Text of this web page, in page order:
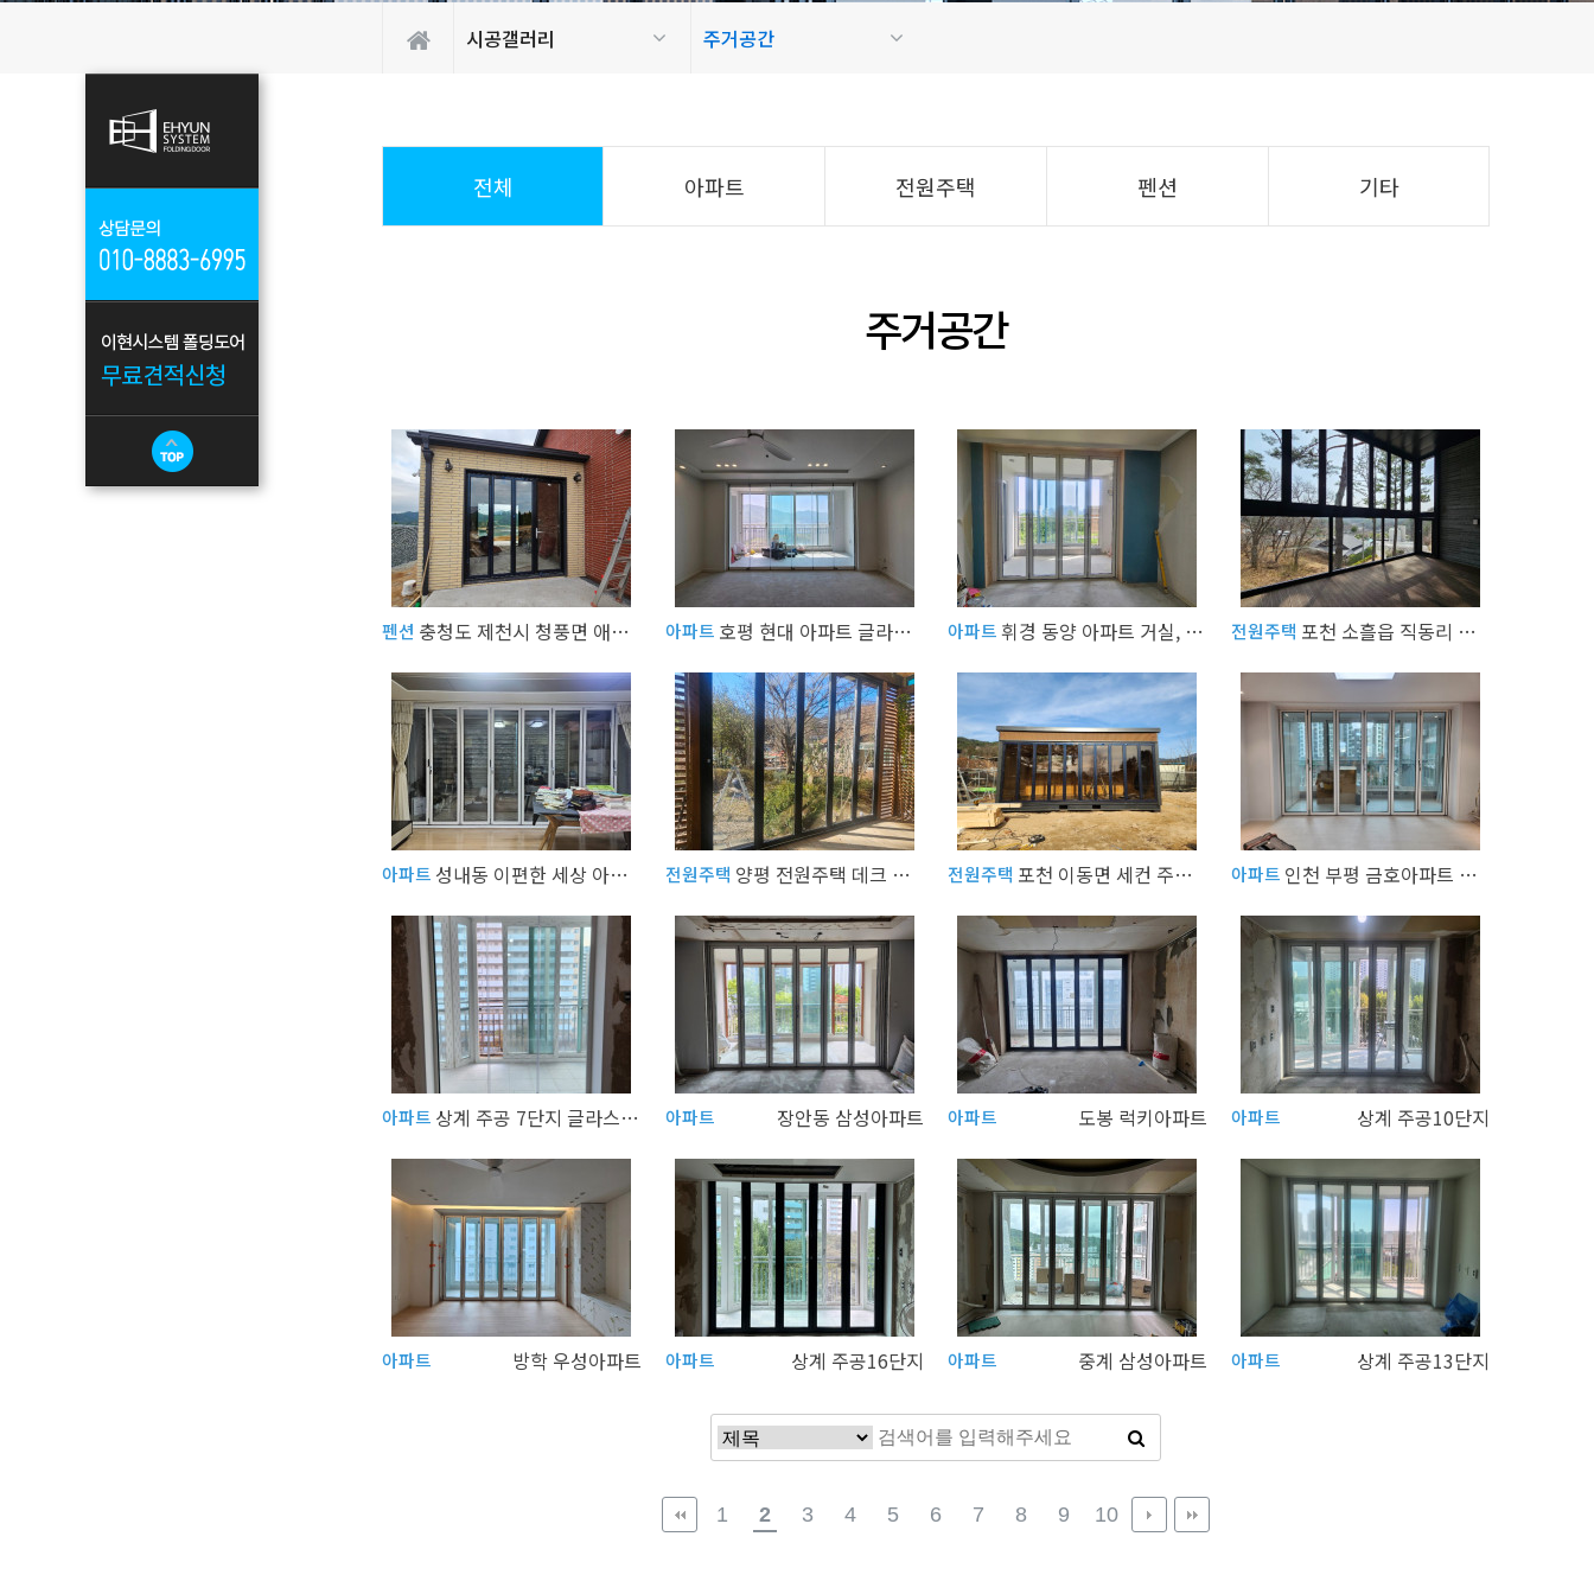
시공갤러리 주거공간
전체 아파트 전원주택 펜션 기타
주거공간
펜션 충청도 제천시 청풍면 애견펜션 폴딩도어,경첩도어 아파트 호평 현대 아파트 글라스폴딩도어 아파트 휘경 동양 아파트 거실, 앞베란다 폴딩도어 전원주택 포천 소흘읍 직동리 전원주택 1층 폴딩도어 2층 테라스 폴딩도어, 폴딩도어 전용 주름 방충망
아파트 성내동 이편한 세상 아파트 부분 인테리어 거실폴딩도어 전원주택 양평 전원주택 데크 폴딩도어 전원주택 포천 이동면 세컨 주택(컨테이너 주택) 3개동 폴딩도어 창 아파트 인천 부평 금호아파트 거실 화이트폴딩도어
아파트 상계 주공 7단지 글라스폴딩 아파트 장안동 삼성아파트 아파트 도봉 럭키아파트 아파트 상계 주공10단지
아파트 방학 우성아파트 아파트 상계 주공16단지 아파트 중계 삼성아파트 아파트 상계 주공13단지
1 2 3 4 5 6 7 8 9 10